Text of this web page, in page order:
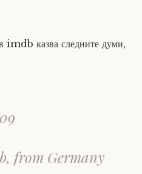
imdb казва следните думи,
, from Germany